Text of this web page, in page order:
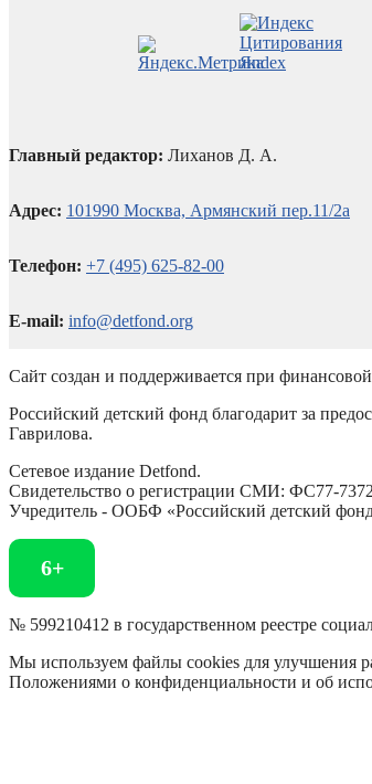
Главный редактор: Лиханов Д. А.
Адрес: 101990 Москва, Армянский пер.11/2а
Телефон: +7 (495) 625-82-00
E-mail: info@detfond.org
Сайт создан и поддерживается при
Российский детский фонд благодарит за
Гаврилова.
Сетевое издание Detfond.
Свидетельство о регистрации СМИ: ФС77-
Учредитель - ООБФ «Российский детский
6+
№ 599210412 в государственном реестре
Мы используем файлы cookies для улучшения
Положениями о конфиденциальности и об